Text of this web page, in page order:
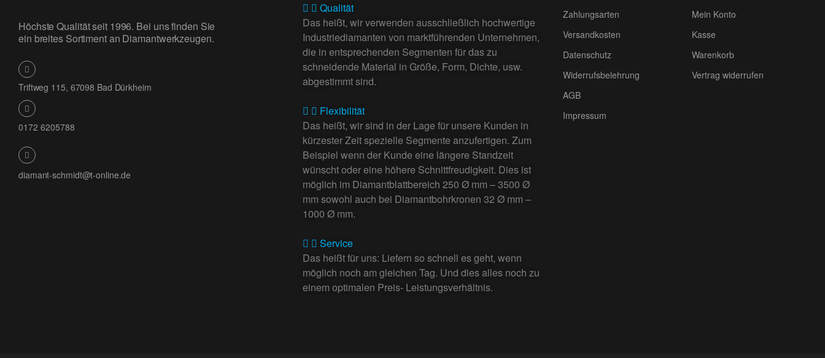
Höchste Qualität seit 1996. Bei uns finden Sie
ein breites Sortiment an Diamantwerkzeugen.
Triftweg 115, 67098 Bad Dürkheim
0172 6205788
diamant-schmidt@t-online.de
Qualität
Das heißt, wir verwenden ausschließlich hochwertige
Industriediamanten von marktführenden Unternehmen,
die in entsprechenden Segmenten für das zu
schneidende Material in Größe, Form, Dichte, usw.
abgestimmt sind.
Flexibilität
Das heißt, wir sind in der Lage für unsere Kunden in
kürzester Zeit spezielle Segmente anzufertigen. Zum
Beispiel wenn der Kunde eine längere Standzeit
wünscht oder eine höhere Schnittfreudigkeit. Dies ist
möglich im Diamantblattbereich 250 Ø mm – 3500 Ø
mm sowohl auch bei Diamantbohrkronen 32 Ø mm –
1000 Ø mm.
Service
Das heißt für uns: Liefern so schnell es geht, wenn
möglich noch am gleichen Tag. Und dies alles noch zu
einem optimalen Preis- Leistungsverhältnis.
Zahlungsarten
Versandkosten
Datenschutz
Widerrufsbelehrung
AGB
Impressum
Mein Konto
Kasse
Warenkorb
Vertrag widerrufen